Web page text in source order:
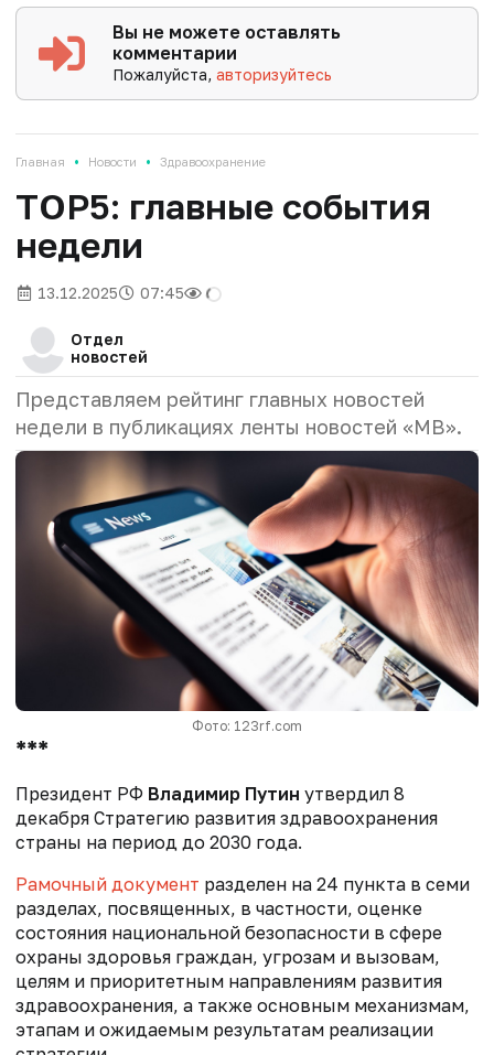
Вы не можете оставлять
комментарии
Пожалуйста,авторизуйтесь
Главная • Новости • Здравоохранение
TOP5: главные события
недели
13.12.2025 07:45
Отдел
новостей
Представляем рейтинг главных новостей
недели в публикациях ленты новостей «МВ».
Фото: 123rf.com
***
Президент РФ Владимир Путин утвердил 8
декабря Стратегию развития здравоохранения
страны на период до 2030 года.
Рамочный документ разделен на 24 пункта в семи
разделах, посвященных, в частности, оценке
состояния национальной безопасности в сфере
охраны здоровья граждан, угрозам и вызовам,
целям и приоритетным направлениям развития
здравоохранения, а также основным механизмам,
этапам и ожидаемым результатам реализации